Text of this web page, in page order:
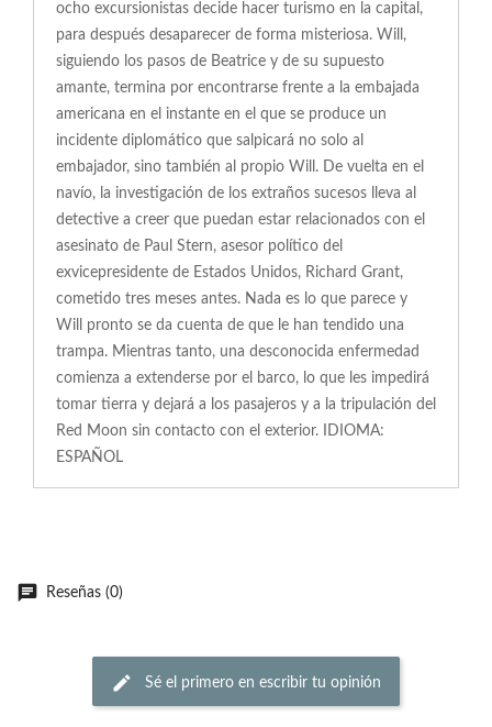
ocho excursionistas decide hacer turismo en la capital,
para después desaparecer de forma misteriosa. Will,
siguiendo los pasos de Beatrice y de su supuesto
amante, termina por encontrarse frente a la embajada
americana en el instante en el que se produce un
incidente diplomático que salpicará no solo al
embajador, sino también al propio Will. De vuelta en el
navío, la investigación de los extraños sucesos lleva al
detective a creer que puedan estar relacionados con el
asesinato de Paul Stern, asesor político del
exvicepresidente de Estados Unidos, Richard Grant,
cometido tres meses antes. Nada es lo que parece y
Will pronto se da cuenta de que le han tendido una
trampa. Mientras tanto, una desconocida enfermedad
comienza a extenderse por el barco, lo que les impedirá
tomar tierra y dejará a los pasajeros y a la tripulación del
Red Moon sin contacto con el exterior. IDIOMA:
ESPAÑOL
Reseñas (0)
Sé el primero en escribir tu opinión